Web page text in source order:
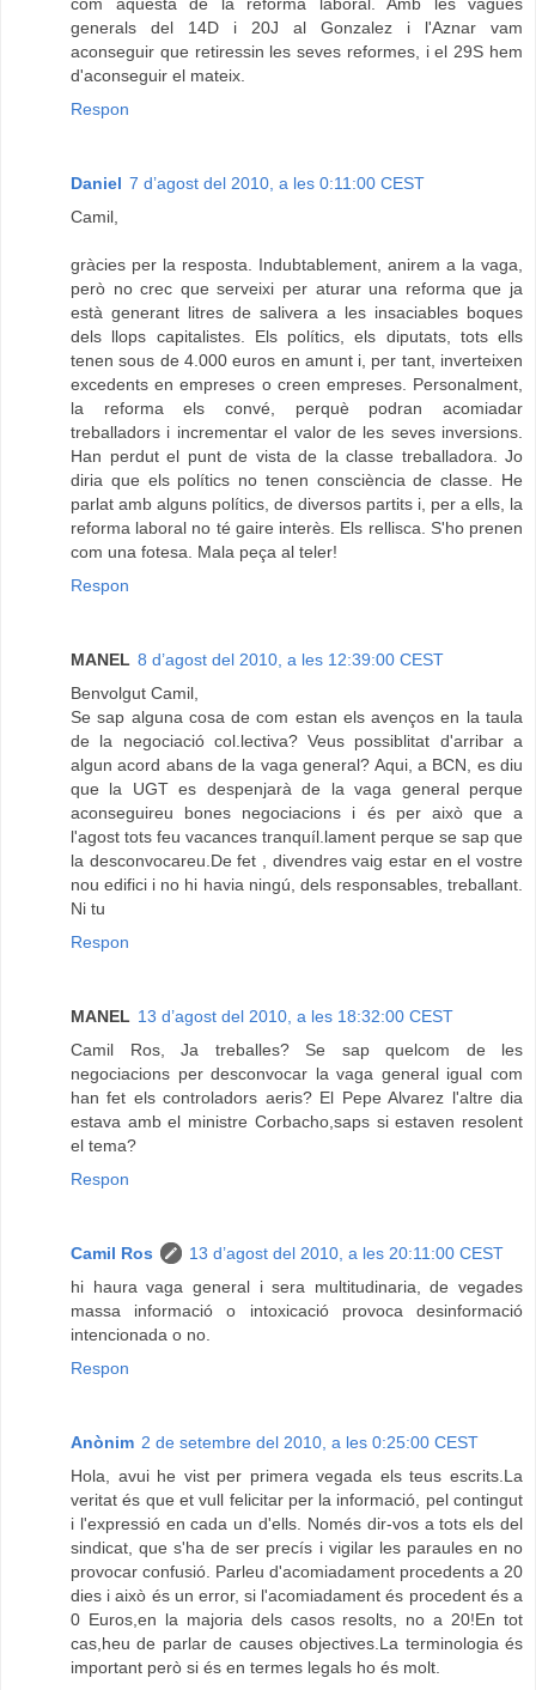
generals del 14D i 20J al Gonzalez i l'Aznar vam
aconseguir que retiressin les seves reformes, i el 29S hem
d'aconseguir el mateix.
Respon
Daniel 7 d’agost del 2010, a les 0:11:00 CEST
Camil,
gràcies per la resposta. Indubtablement, anirem a la vaga,
però no crec que serveixi per aturar una reforma que ja
està generant litres de salivera a les insaciables boques
dels llops capitalistes. Els polítics, els diputats, tots ells
tenen sous de 4.000 euros en amunt i, per tant, inverteixen
excedents en empreses o creen empreses. Personalment,
la reforma els convé, perquè podran acomiadar
treballadors i incrementar el valor de les seves inversions.
Han perdut el punt de vista de la classe treballadora. Jo
diria que els polítics no tenen consciència de classe. He
parlat amb alguns polítics, de diversos partits i, per a ells, la
reforma laboral no té gaire interès. Els rellisca. S'ho prenen
com una fotesa. Mala peça al teler!
Respon
MANEL 8 d’agost del 2010, a les 12:39:00 CEST
Benvolgut Camil,
Se sap alguna cosa de com estan els avenços en la taula
de la negociació col.lectiva? Veus possiblitat d'arribar a
algun acord abans de la vaga general? Aqui, a BCN, es diu
que la UGT es despenjarà de la vaga general perque
aconseguireu bones negociacions i és per això que a
l'agost tots feu vacances tranquíl.lament perque se sap que
la desconvocareu.De fet , divendres vaig estar en el vostre
nou edifici i no hi havia ningú, dels responsables, treballant.
Ni tu
Respon
MANEL 13 d’agost del 2010, a les 18:32:00 CEST
Camil Ros, Ja treballes? Se sap quelcom de les
negociacions per desconvocar la vaga general igual com
han fet els controladors aeris? El Pepe Alvarez l'altre dia
estava amb el ministre Corbacho,saps si estaven resolent
el tema?
Respon
Camil Ros
13 d’agost del 2010, a les 20:11:00 CEST
hi haura vaga general i sera multitudinaria, de vegades
massa informació o intoxicació provoca desinformació
intencionada o no.
Respon
Anònim 2 de setembre del 2010, a les 0:25:00 CEST
Hola, avui he vist per primera vegada els teus escrits.La
veritat és que et vull felicitar per la informació, pel contingut
i l'expressió en cada un d'ells. Només dir-vos a tots els del
sindicat, que s'ha de ser precís i vigilar les paraules en no
provocar confusió. Parleu d'acomiadament procedents a 20
dies i això és un error, si l'acomiadament és procedent és a
0 Euros,en la majoria dels casos resolts, no a 20!En tot
cas,heu de parlar de causes objectives.La terminologia és
important però si és en termes legals ho és molt.